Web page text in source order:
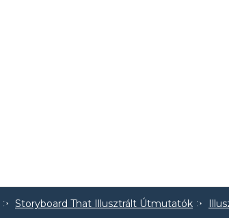
Storyboard That Illusztrált Útmutatók